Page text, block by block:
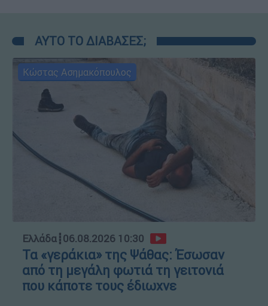
ΑΥΤΟ ΤΟ ΔΙΑΒΑΣΕΣ;
Κώστας Ασημακόπουλος
Ελλάδα┋06.08.2026 10:30
Τα «γεράκια» της Ψάθας: Έσωσαν
από τη μεγάλη φωτιά τη γειτονιά
που κάποτε τους έδιωχνε